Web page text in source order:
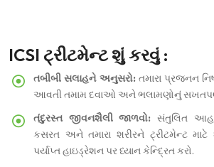
ICSI ટ્રીટમેન્ટ શું કરવું :
તબીબી સલાહને અનુસરો: તમારા પ્રજનન
આવતી તમામ દવાઓ અને ભલામણોનું
તંદુરસ્ત જીવનશૈલી જાળવો: સંતુલિત
કસરત અને તમારા શરીરને ટ્રીટમેન્ટ માટે
પર્યાપ્ત હાઇડ્રેશન પર ધ્યાન કેન્દ્રિત કરો.